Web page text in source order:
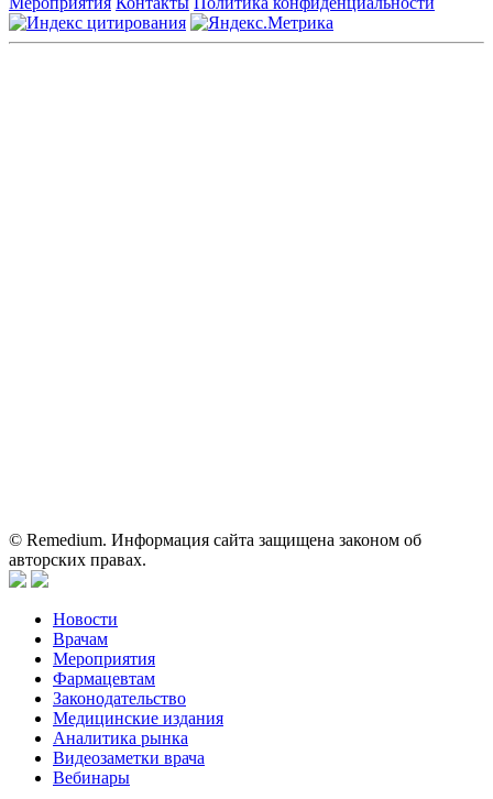
© Remedium. Информация сайта защищена законом об
авторских правах.
Новости
Врачам
Мероприятия
Фармацевтам
Законодательство
Медицинские издания
Аналитика рынка
Видеозаметки врача
Вебинары